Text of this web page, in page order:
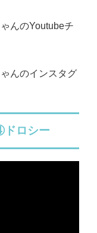
んのYoutubeチ
んのインスタグ
ロシー